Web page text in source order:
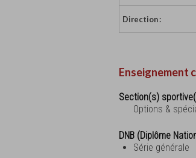
Direction :
Enseignement
Section(s)
Options &
DNB (Diplôme
Série générale